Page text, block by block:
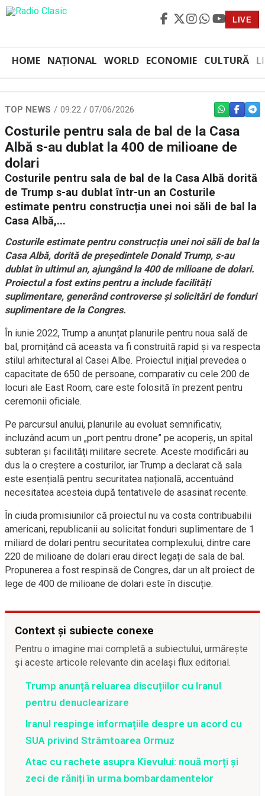
LIVE
HOME NAȚIONAL WORLD ECONOMIE CULTURĂ
TOP NEWS 09:22 / 07/06/2026 WHATSAPP
Costurile pentru sala de bal de la Casa
Albă s-au dublat la 400 de milioane de
dolari
Costurile pentru sala de bal de la Casa Albă dorită
de Trump s-au dublat într-un an Costurile
estimate pentru construcția unei noi săli de bal la
Casa Albă,...
Costurile estimate pentru construcția unei noi săli de bal la
Casa Albă, dorită de președintele Donald Trump, s-au
dublat în ultimul an, ajungând la 400 de milioane de dolari.
Proiectul a fost extins pentru a include facilități
suplimentare, generând controverse și solicitări de fonduri
suplimentare de la Congres.
În iunie 2022, Trump a anunțat planurile pentru noua sală de
bal, promițând că aceasta va fi construită rapid și va respecta
stilul arhitectural al Casei Albe. Proiectul inițial prevedea o
capacitate de 650 de persoane, comparativ cu cele 200 de
locuri ale East Room, care este folosită în prezent pentru
ceremonii oficiale.
Pe parcursul anului, planurile au evoluat semnificativ,
incluzând acum un „port pentru drone” pe acoperiș, un spital
subteran și facilități militare secrete. Aceste modificări au
dus la o creștere a costurilor, iar Trump a declarat că sala
este esențială pentru securitatea națională, accentuând
necesitatea acesteia după tentativele de asasinat recente.
În ciuda promisiunilor că proiectul nu va costa contribuabilii
americani, republicanii au solicitat fonduri suplimentare de 1
miliard de dolari pentru securitatea complexului, dintre care
220 de milioane de dolari erau direct legați de sala de bal.
Propunerea a fost respinsă de Congres, dar un alt proiect de
lege de 400 de milioane de dolari este în discuție.
Context și subiecte conexe
Pentru o imagine mai completă a subiectului, urmărește
și aceste articole relevante din același flux editorial.
Trump anunță reluarea discuțiilor cu Iranul
pentru denuclearizare
Iranul respinge informațiile despre un acord cu
SUA privind Strâmtoarea Ormuz
Atac cu rachete asupra Kievului: nouă morți și
zeci de răniți în urma bombardamentelor